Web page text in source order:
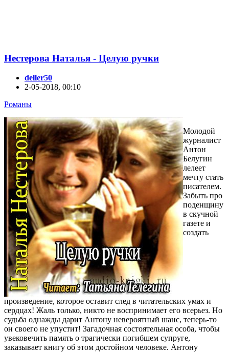
Нестерова Наталья - Целую ручки
deller50
2-05-2018, 00:10
Романы
Молодой
журналист
Антон
Белугин
лелеет
мечту стать
писателем.
Забыть про
поденщину
в скучной
газете и
создать
произведение, которое оставит след в читательских умах и
сердцах! Жаль только, никто не воспринимает его всерьез. Но
судьба однажды дарит Антону невероятный шанс, теперь-то
он своего не упустит! Загадочная состоятельная особа, чтобы
увековечить память о трагически погибшем супруге,
заказывает книгу об этом достойном человеке. Антону